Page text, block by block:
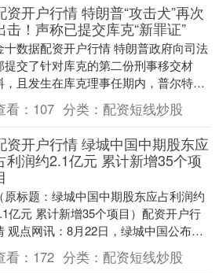
资开户行情 特朗普“攻击犬”再次
击！声称已提交库克“新罪证”
十数据配资开户行情 特朗普政府向司法
提交了针对库克的第二份刑事移交材
，且发生在库克理事任期内，普尔特还
上了一句充满终结意味的话：“三振出
。” 联邦住房....
看： 107 分类： 配资短线炒股
资开户行情 绿城中国中期股东应
利润约2.1亿元 累计新增35个项
（原标题：绿城中国中期股东应占利润约
亿元 累计新增35个项目）配资开户行
观点网讯：8月22日，绿城中国公布截
2025年6月30日止六个月的中期业绩
....
看： 172 分类： 配资短线炒股